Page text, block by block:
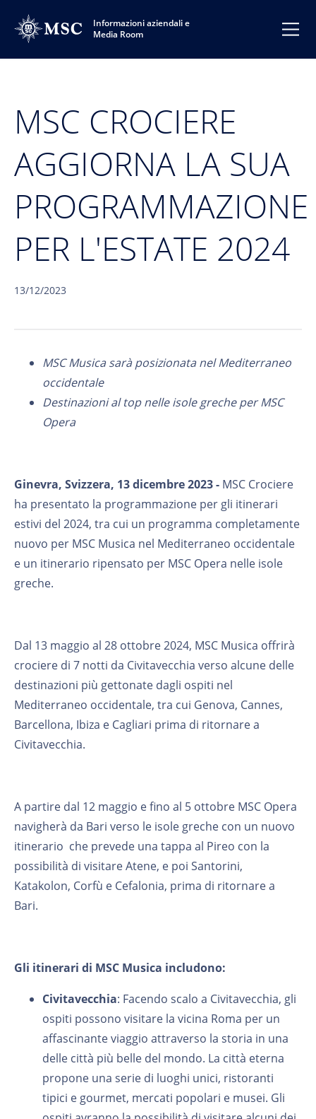
Informazioni aziendali e
Media Room
MSC CROCIERE
AGGIORNA LA SUA
PROGRAMMAZIONE
PER L'ESTATE 2024
13/12/2023
MSC Musica sarà posizionata nel Mediterraneo
occidentale
Destinazioni al top nelle isole greche per MSC
Opera
Ginevra, Svizzera, 13 dicembre 2023 - MSC Crociere
ha presentato la programmazione per gli itinerari
estivi del 2024, tra cui un programma completamente
nuovo per MSC Musica nel Mediterraneo occidentale
e un itinerario ripensato per MSC Opera nelle isole
greche.
Dal 13 maggio al 28 ottobre 2024, MSC Musica offrirà
crociere di 7 notti da Civitavecchia verso alcune delle
destinazioni più gettonate dagli ospiti nel
Mediterraneo occidentale, tra cui Genova, Cannes,
Barcellona, Ibiza e Cagliari prima di ritornare a
Civitavecchia.
A partire dal 12 maggio e fino al 5 ottobre MSC Opera
navigherà da Bari verso le isole greche con un nuovo
itinerario che prevede una tappa al Pireo con la
possibilità di visitare Atene, e poi Santorini,
Katakolon, Corfù e Cefalonia, prima di ritornare a
Bari.
Gli itinerari di MSC Musica includono:
Civitavecchia: Facendo scalo a Civitavecchia, gli
ospiti possono visitare la vicina Roma per un
affascinante viaggio attraverso la storia in una
delle città più belle del mondo. La città eterna
propone una serie di luoghi unici, ristoranti
tipici e gourmet, mercati popolari e musei. Gli